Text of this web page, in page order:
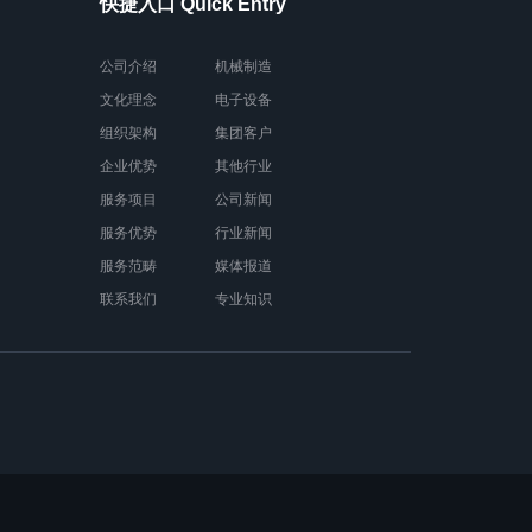
公司介绍
文化理念
组织架构
企业优势
服务项目
服务优势
服务范畴
联系我们
机械制造
电子设备
集团客户
其他行业
公司新闻
行业新闻
媒体报道
专业知识